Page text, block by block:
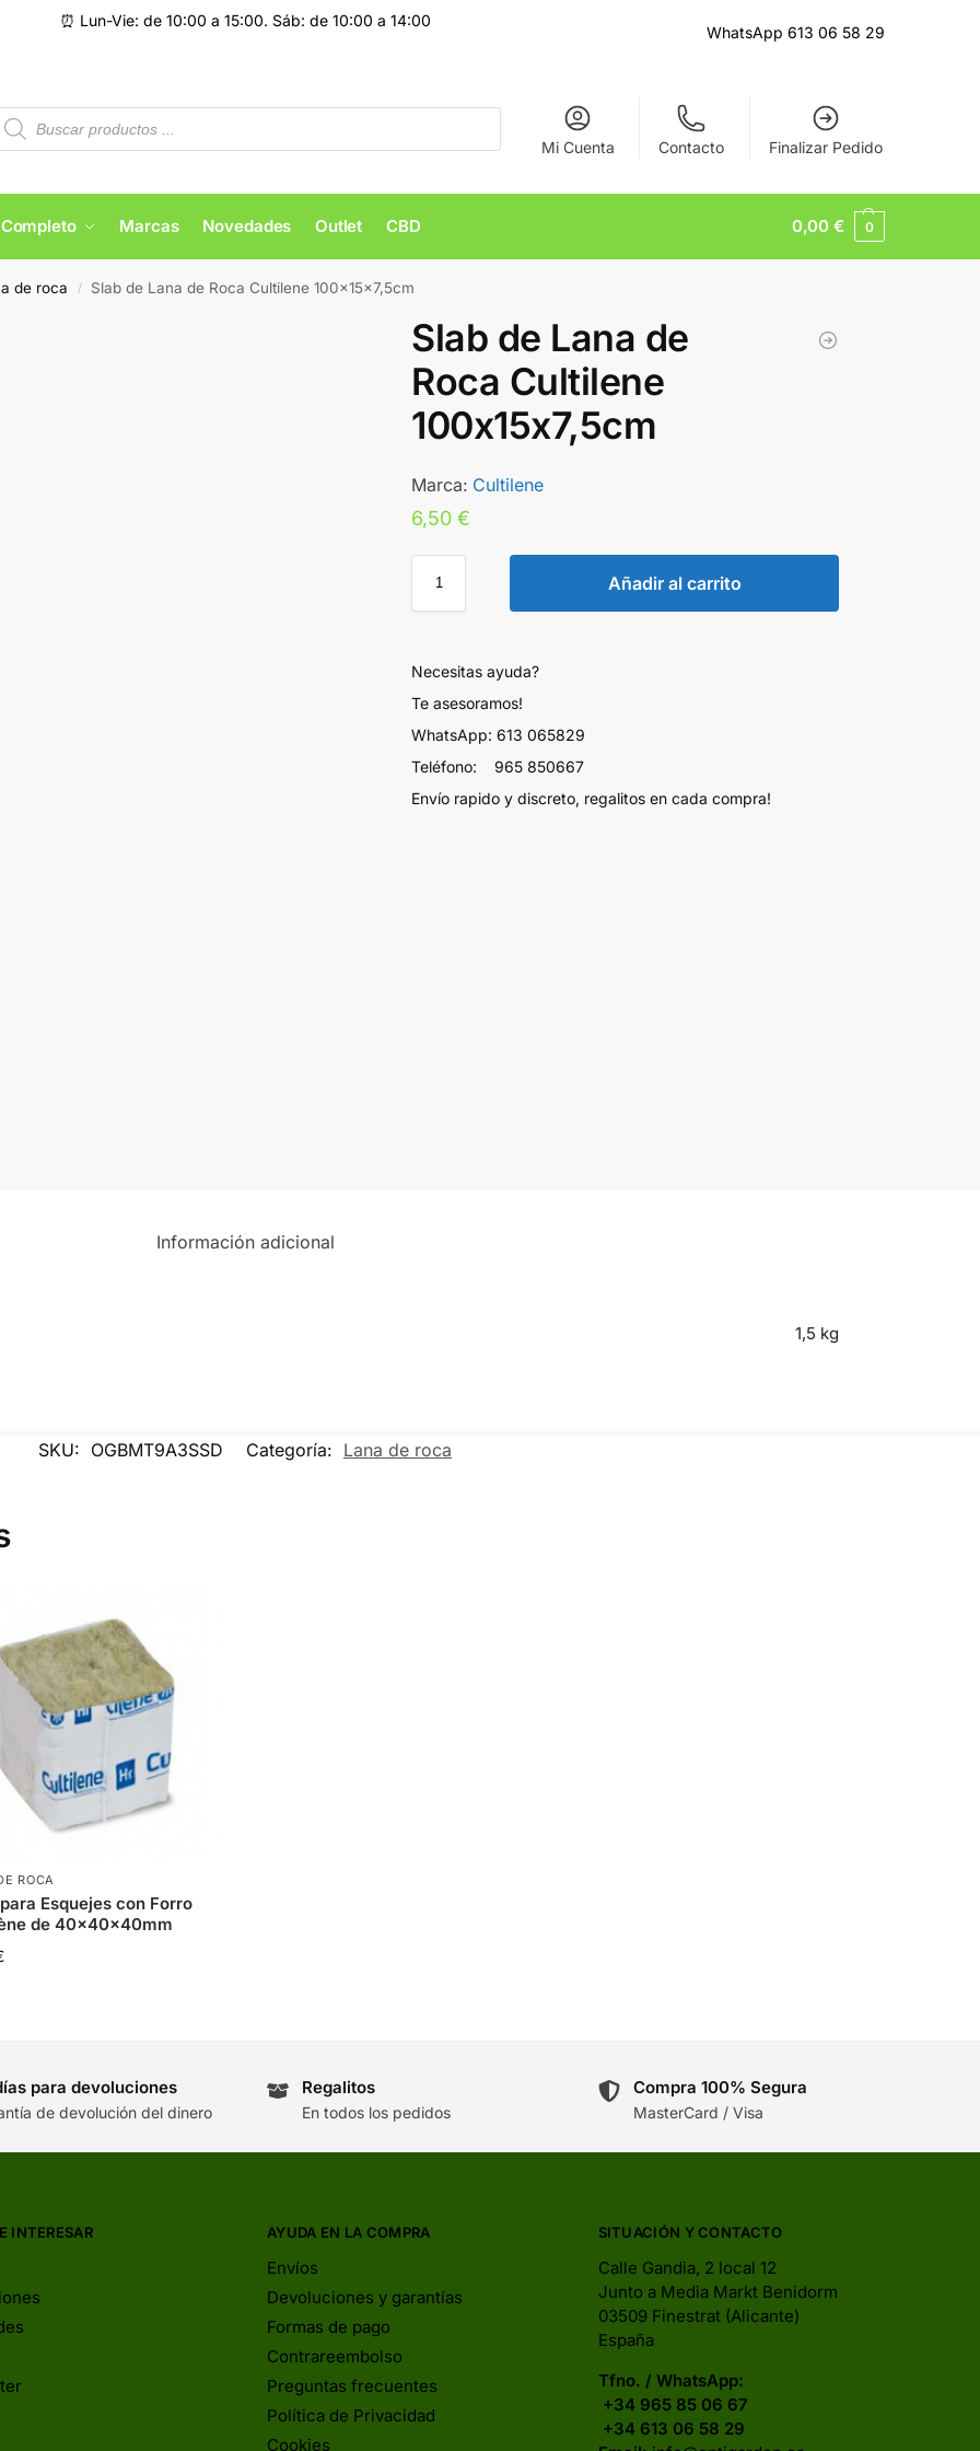
⏰ Lun-Vie: de 10:00 a 15:00. Sáb: de 10:00 a 14:00
WhatsApp 613 06 58 29
Mi Cuenta Contacto Finalizar Pedido
Marcas Novedades Outlet CBD 0,00€ 0
de roca / Slab de Lana de Roca Cultilene 100x15x7,5cm
Slab de Lana de
Roca Cultilene
100x15x7,5cm
Marca: Cultilene
6,50€
Añadir al carrito
Necesitas ayuda?
Te asesoramos!
WhatsApp: 613 065829
Teléfono: 965 850667
Envío rapido y discreto, regalitos en cada compra!
Información adicional
1,5 kg
SKU: OGBMT9A3SSD Categoría: Lana de roca
ROCA
Esquejes con Forro
de 40x40x40mm
para devoluciones
de devolución del dinero
Regalitos
En todos los pedidos
Compra 100% Segura
MasterCard / Visa
INTERESAR AYUDA EN LA COMPRA
Envíos
Devoluciones y garantías
Formas de pago
Contrareembolso
Preguntas frecuentes
Política de Privacidad
Cookies
SITUACIÓN Y CONTACTO
Calle Gandia, 2 local 12
Junto a Media Markt Benidorm
03509 Finestrat (Alicante)
España
Tfno. / WhatsApp:
+34 965 85 06 67
+34 613 06 58 29